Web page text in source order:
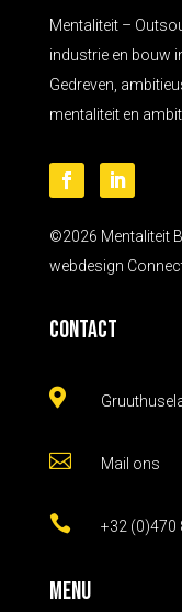
Mentaliteit –
industrie en bouw
Gedreven,
mentaliteit en
©2026 Mentaliteit
webdesign
Contact

 Mail ons
 +32 (0)470
Menu